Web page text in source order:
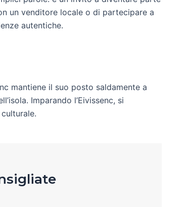
un venditore locale o di partecipare a
autentiche.
mantiene il suo posto saldamente a
Imparando l’Eivissenc, si